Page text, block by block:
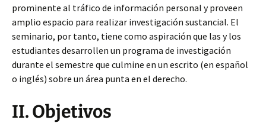
prominente al tráfico de información personal y proveen
amplio espacio para realizar investigación sustancial. El
seminario, por tanto, tiene como aspiración que las y los
estudiantes desarrollen un programa de investigación
durante el semestre que culmine en un escrito (en español
o inglés) sobre un área punta en el derecho.
II. Objetivos